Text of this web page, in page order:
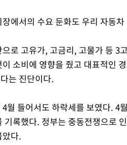
에서의 수요 둔화도 우리 자동
로 고유가, 고금리, 고물가 등 3
소비에 영향을 줬고 대표적인
는 진단이다.
월 들어서도 하락세를 보였다. 4
기록했다. 정부는 중동전쟁으로
았다.